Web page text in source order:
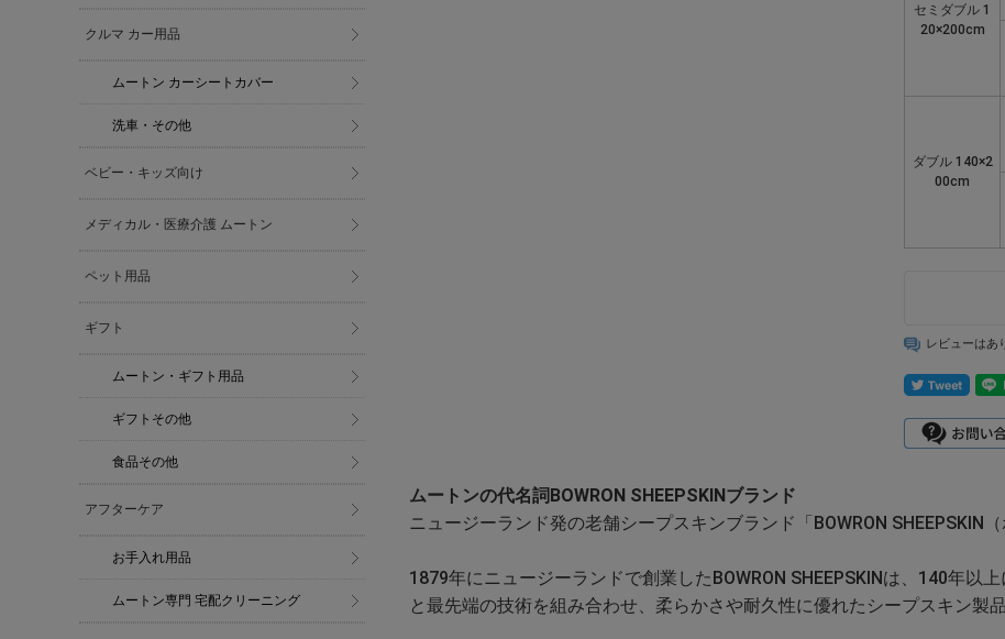
セミダブル 1
20×200cm
ダブル 140×2
00cm
レビューはあ
ムートンの代名詞BOWRON SHEEPSKINブランド
ニュージーランド発の老舗シープスキンブランド「BOWRON SHEEPSKIN
1879年にニュージーランドで創業したBOWRON SHEEPSKINは、140年以
と最先端の技術を組み合わせ、柔らかさや耐久性に優れたシープスキン製
クルマ カー用品
ムートン カーシートカバー
洗車・その他
ベビー・キッズ向け
メディカル・医療介護 ムートン
ペット用品
ギフト
ムートン・ギフト用品
ギフトその他
食品その他
アフターケア
お手入れ用品
ムートン専門 宅配クリーニング